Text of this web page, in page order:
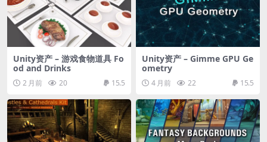
Unity资产 – 游戏食物道具 Fo
od and Drinks
2 月前 20 15.5
Unity资产 – Gimme GPU Ge
ometry
4 月前 22 15.5